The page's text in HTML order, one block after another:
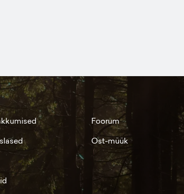
Foorum
Ost-müük